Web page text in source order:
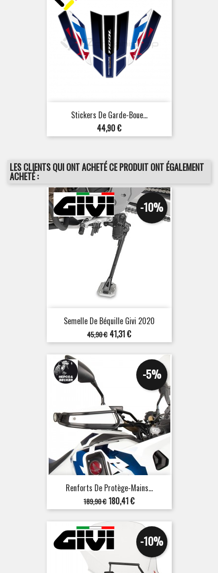
Stickers De Garde-Boue...
Prix
44,90 €
LES CLIENTS QUI ONT ACHETÉ CE PRODUIT ONT ÉGALEMENT
ACHETÉ :
Semelle De Béquille Givi 2020
Prix
de
base
45,90 €
-10%
Prix
41,31 €
Renforts De Protège-Mains...
Prix
de
base
189,90 €
-5%
Prix
180,41 €
-10%